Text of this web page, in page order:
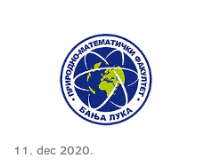
11. dec 2020.